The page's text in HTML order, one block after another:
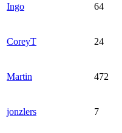
Ingo 64
CoreyT 24
Martin 472
jonzlers 7